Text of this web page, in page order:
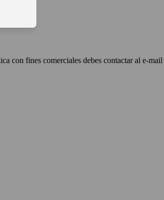
con fines comerciales debes contactar al e-mail